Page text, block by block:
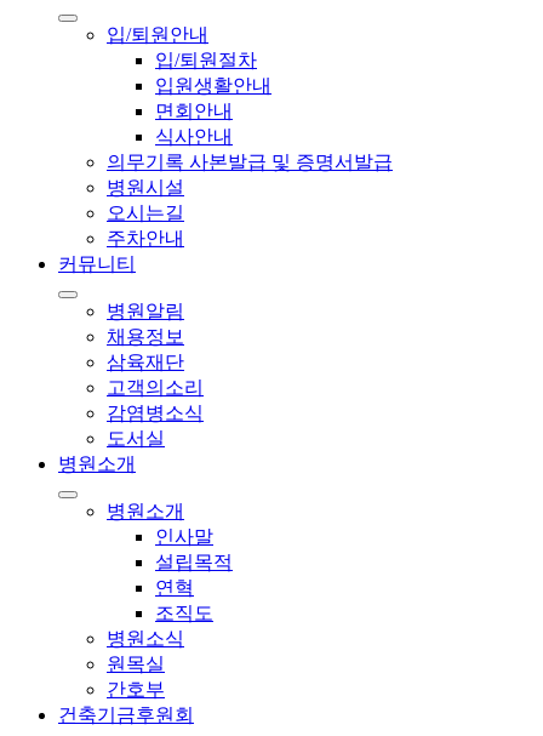
입/퇴원안내
입/퇴원절차
입원생활안내
면회안내
식사안내
의무기록 사본발급 및 증명서발급
병원시설
오시는길
주차안내
커뮤니티
병원알림
채용정보
삼육재단
고객의소리
감염병소식
도서실
병원소개
병원소개
인사말
설립목적
연혁
조직도
병원소식
원목실
간호부
건축기금후원회